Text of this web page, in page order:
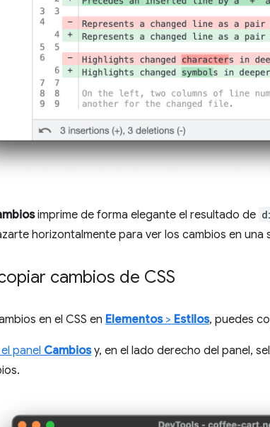
imprime de forma elegante el resultado de
horizontalmente para ver los cambios en una
cambios de CSS
en el CSS en Elementos> Estilos, puedes
panel Cambiosy, en el lado derecho del panel,